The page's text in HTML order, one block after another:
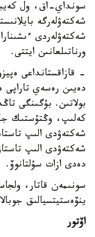
سونداي-اق، ول
شەكتەۋلەرگە
شەكتەۋلەردى
ورناتىلعانىن ايتتى.
- قازاقستانداعى
دەيىن رەسەي
بولاتىن. بۇگىنگى
كەلىپ، وڭتۇستىك
شەكتەۋدى الىپ
شەكتەۋدى الىپ
دەدى ازات سۇلتانوۆ.
سونىمەن قاتار،
ينۆەستيتسيالىق
اۆتور